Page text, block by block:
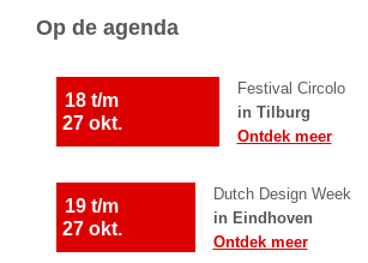
Op de agenda
18 t/m
27 okt.
Festival Circolo
in Tilburg
Ontdek meer
19 t/m
27 okt.
Dutch Design Week
in Eindhoven
Ontdek meer